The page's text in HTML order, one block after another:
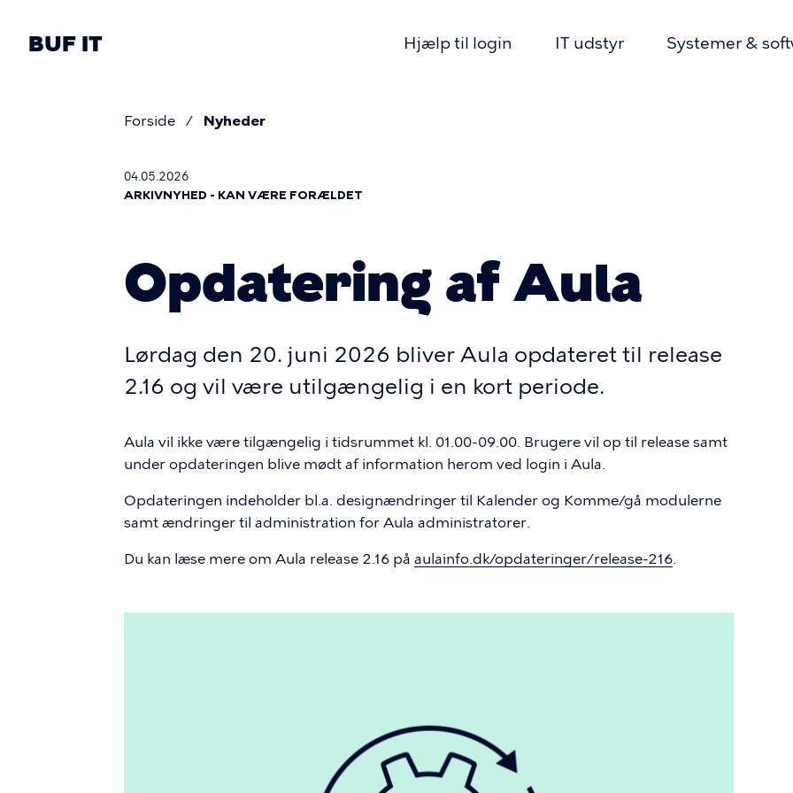
hovedindhold
BUF IT
navigation
Hjælp til login IT udstyr Systemer &
Brødkrumme
Forside Nyheder
04.05.2026
ARKIVNYHED - KAN VÆRE FORÆLDET
Opdatering af Aula
Lørdag den 20. juni 2026 bliver Aula opdateret til release
2.16 og vil være utilgængelig i en kort periode.
Aula vil ikke være tilgængelig i tidsrummet kl. 01.00-09.00. Brugere vil op til release samt
under opdateringen blive mødt af information herom ved login i Aula.
Opdateringen indeholder bl.a. designændringer til Kalender og Komme/gå modulerne
samt ændringer til administration for Aula administratorer.
Du kan læse mere om Aula release 2.16 på aulainfo.dk/opdateringer/release-216.